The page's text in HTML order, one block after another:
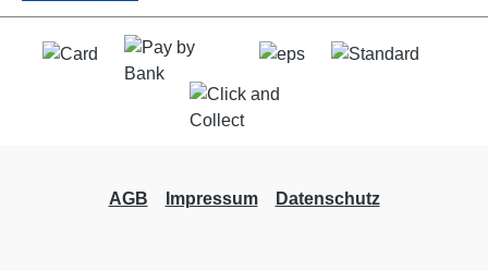
AGB Impressum Datenschutz